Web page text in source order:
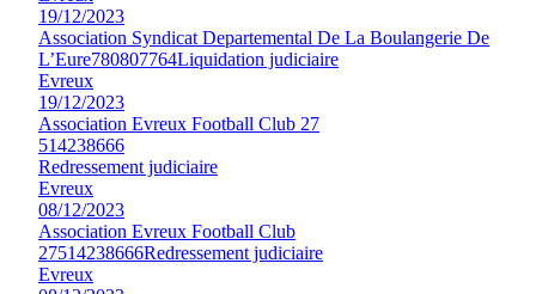
19/12/2023
Association Syndicat Departemental De La Boulangerie De
L’Eure780807764Liquidation judiciaire
Evreux
19/12/2023
Association Evreux Football Club 27
514238666
Redressement judiciaire
Evreux
08/12/2023
Association Evreux Football Club
27514238666Redressement judiciaire
Evreux